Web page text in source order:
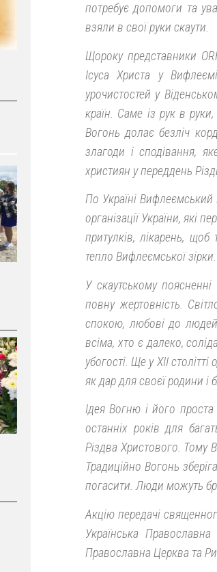
потребує допомоги та
взяли в свої руки скаути.
Щороку представники
Ісуса Христа у
урочистостей у
країн. Саме із рук в
Вогонь долає безліч
злагоди і сподівання,
християн у переддень
По Україні
організації України, які
притулків, лікарень,
тепло Вифлеємської зірки.
У скаутському
повну жертовність.
спокою, любові до людей
всіма, хто є далеко,
убогості. Ще у XII
як дар для своєї родини і
Ідея Вогню і його
останніх років для
Різдва Христового. Тому
Традиційно Вогонь
погасити. Люди можуть
Акцію передачі
Українська
Православна Церква та